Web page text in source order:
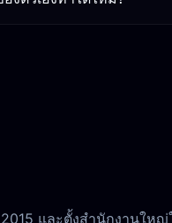
และตั้งสำนักงานให